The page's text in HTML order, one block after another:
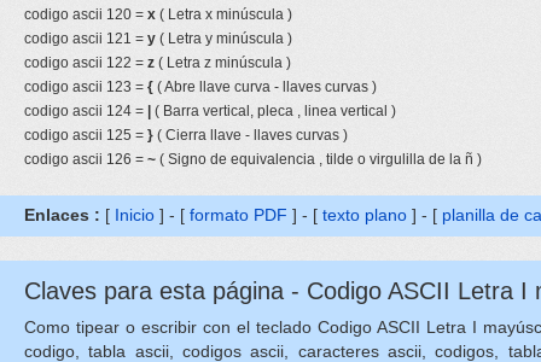
codigo ascii 120 = x ( Letra x minúscula )
codigo ascii 121 = y ( Letra y minúscula )
codigo ascii 122 = z ( Letra z minúscula )
codigo ascii 123 = { ( Abre llave curva - llaves curvas )
codigo ascii 124 =
( Barra vertical, pleca , linea vertical )
codigo ascii 125 = } ( Cierra llave - llaves curvas )
codigo ascii 126 = ~ ( Signo de equivalencia , tilde o virgulilla de la ñ )
Enlaces : [ Inicio ] - [ formato PDF ] - [ texto plano ] - [ planilla de
Claves para esta página - Codigo ASCII Letra
Como tipear o escribir con el teclado Codigo ASCII Letra I
codigo, tabla ascii, codigos ascii, caracteres ascii, codigos,